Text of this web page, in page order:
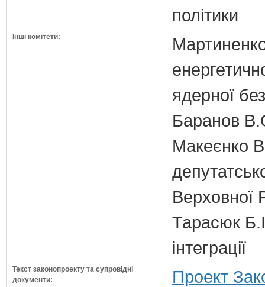
політики
Інші комітети:
ядерної
Баранов
Макеєнко
Верховної
Тарасюк
інтеграції
Текст законопроекту та супровідні
документи:
Проект